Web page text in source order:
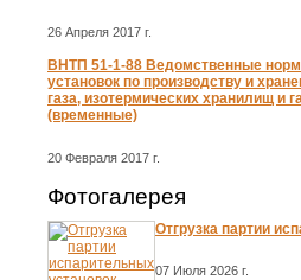
26 Апреля 2017 г.
ВНТП 51-1-88 Ведомственные
установок по производству и
газа, изотермических хранилищ и
(временные)
20 Февраля 2017 г.
Фотогалерея
Отгрузка партии
07 Июля 2026 г.